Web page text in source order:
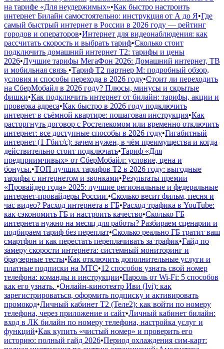
на тарифе «Для неудержимых»•Как быстро настроить
интернет Билайн самостоятельно: инструкция от А до Я•Где
самый быстрый интернет в России в 2026 году — рейтинг
городов и операторов•Интернет для видеонаблюдения: как
рассчитать скорость и выбрать тариф•Сколько стоит
подключить домашний интернет Т2: тарифы и цены
2026•Лучшие тарифы МегаФон 2026: Домашний интернет, ТВ
и мобильная связь •Тариф Т2 партнер М: подробный обзор,
условия и способы перехода в 2026 году•Стоит ли переходить
на СберМобайл в 2026 году? Плюсы, минусы и скрытые
фишки•Как подключить интернет от билайн: тарифы, акции и
проверка адреса•Как быстро в 2026 году подключить
интернет в съёмной квартире: пошаговая инструкция•Как
расторгнуть договор с Ростелекомом или временно отключить
интернет: все доступные способы в 2026 году•Гигабитный
интернет (1 Гбит/с): зачем нужен, в чём преимущества и когда
действительно стоит подключать•Тариф «Для
предприимчивых» от СберМобайл: условие, цена и
бонусы.•ТОП лучших тарифов Т2 в 2026 году: выгодные
тарифы с интернетом и звонками•Результаты премии
«Провайдер года» 2025: лучшие региональные и федеральные
интернет‑провайдеры России.•Сколько весит фильм, песня и
час видео? Расход интернета в ГБ•Расход трафика в YouTube:
как сэкономить ГБ и настроить качество•Сколько ГБ
интернета нужно на месяц для работы? Разбираем сценарии и
подбираем тариф без переплат•Сколько реально ГБ тратит ваш
смартфон и как перестать переплачивать за трафик•Гайд по
замеру скорости интернета: системный мониторинг и
браузерные тесты•Как отключить дополнительные услуги и
платные подписки на МТС•12 способов узнать свой номер
телефона: команды и инструкции•Пароль от Wi-Fi: 5 способов
как его узнать. •Онлайн-кинотеатр Иви (Ivi): как
зарегистрироваться, оформить подписку и активировать
промокод•Личный кабинет Т2 (Теле2): как войти по номеру
телефона, через приложение и сайт•Личный кабинет билайн:
вход в ЛК билайн по номеру телефона, настройка услуг и
функций•Как купить «чистый номер» и проверить его
историю: полный гайд 2026•Период охлаждения сим-карт: